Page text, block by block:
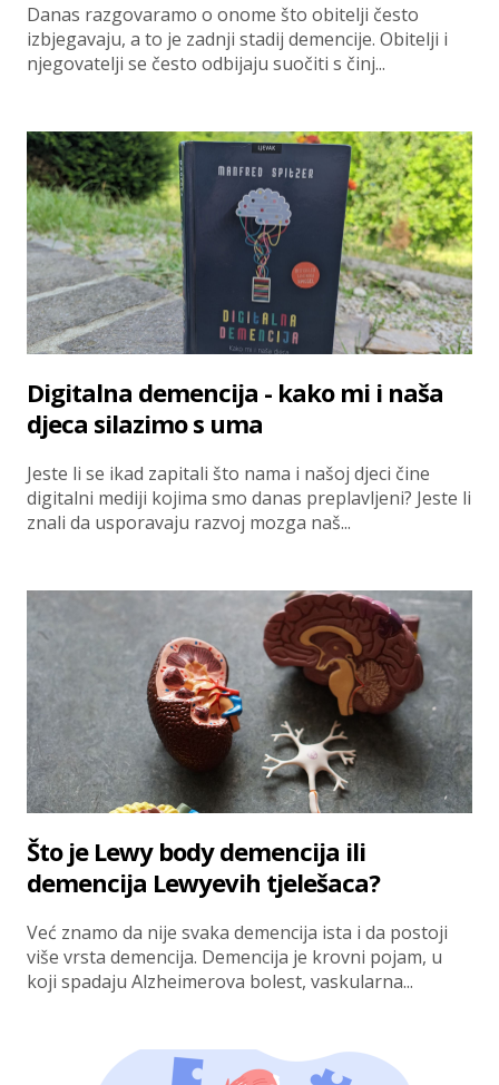
Danas razgovaramo o onome što obitelji često
izbjegavaju, a to je zadnji stadij demencije. Obitelji i
njegovatelji se često odbijaju suočiti s činj...
Digitalna demencija - kako mi i naša
djeca silazimo s uma
Jeste li se ikad zapitali što nama i našoj djeci čine
digitalni mediji kojima smo danas preplavljeni? Jeste li
znali da usporavaju razvoj mozga naš...
Što je Lewy body demencija ili
demencija Lewyevih tjelešaca?
Već znamo da nije svaka demencija ista i da postoji
više vrsta demencija. Demencija je krovni pojam, u
koji spadaju Alzheimerova bolest, vaskularna...